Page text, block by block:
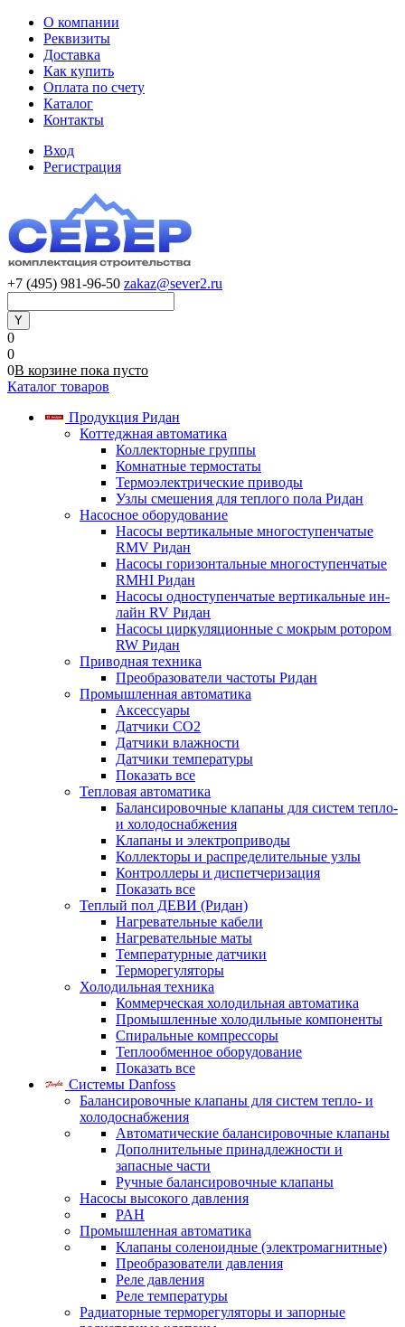
О компании
Реквизиты
Доставка
Как купить
Оплата по счету
Каталог
Контакты
Вход
Регистрация
+7 (495) 981-96-50 zakaz@sever2.ru
0
0
0В корзине пока пусто
Каталог товаров
Продукция Ридан
Коттеджная автоматика
Коллекторные группы
Комнатные термостаты
Термоэлектрические приводы
Узлы смешения для теплого пола Ридан
Насосное оборудование
Насосы вертикальные многоступенчатые
RMV Ридан
Насосы горизонтальные многоступенчатые
RMHI Ридан
Насосы одноступенчатые вертикальные ин-
лайн RV Ридан
Насосы циркуляционные с мокрым ротором
RW Ридан
Приводная техника
Преобразователи частоты Ридан
Промышленная автоматика
Аксессуары
Датчики CO2
Датчики влажности
Датчики температуры
Показать все
Тепловая автоматика
Балансировочные клапаны для систем тепло-
и холодоснабжения
Клапаны и электроприводы
Коллекторы и распределительные узлы
Контроллеры и диспетчеризация
Показать все
Теплый пол ДЕВИ (Ридан)
Нагревательные кабели
Нагревательные маты
Температурные датчики
Терморегуляторы
Холодильная техника
Коммерческая холодильная автоматика
Промышленные холодильные компоненты
Спиральные компрессоры
Теплообменное оборудование
Показать все
Системы Danfoss
Балансировочные клапаны для систем тепло- и
холодоснабжения
Автоматические балансировочные клапаны
Дополнительные принадлежности и
запасные части
Ручные балансировочные клапаны
Насосы высокого давления
PAH
Промышленная автоматика
Клапаны соленоидные (электромагнитные)
Преобразователи давления
Реле давления
Реле температуры
Радиаторные терморегуляторы и запорные